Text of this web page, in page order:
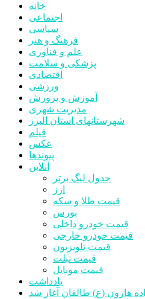
خانه
اجتماعی
سیاسی
فرهنگ و هنر
علم و فناوری
پزشکی و سلامت
اقتصادی
ورزشی
آموزش و پرورش
مدیریت شهری
شهرستانهای استان البرز
فیلم
عکس
پیوندها
آنلاین
جدول لیگ برتر
ارز
قیمت طلا و سکه
بورس
قیمت خودرو داخلی
قیمت خودرو خارجی
قیمت تلویزیون
قیمت تبلت
قیمت موبایل
یادداشت
هارون (ع) طالقان آغاز شد